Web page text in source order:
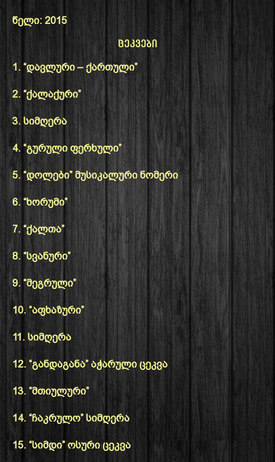
წელი: 2015
ცეკვები
1. “დავლური – ქართული”
2. “ქალაქური”
3. სიმღერა
4. “გურული ფერხული”
5. “დოლები” მუსიკალური ნომერი
6. “ხორუმი”
7. “ქალთა”
8. “სვანური”
9. “მეგრული”
10. “აფხაზური”
11. სიმღერა
12. “განდაგანა” აჭარული ცეკვა
13. “მთიულური”
14. “ჩაკრულო” სიმღერა
15. “სიმდი” ოსური ცეკვა